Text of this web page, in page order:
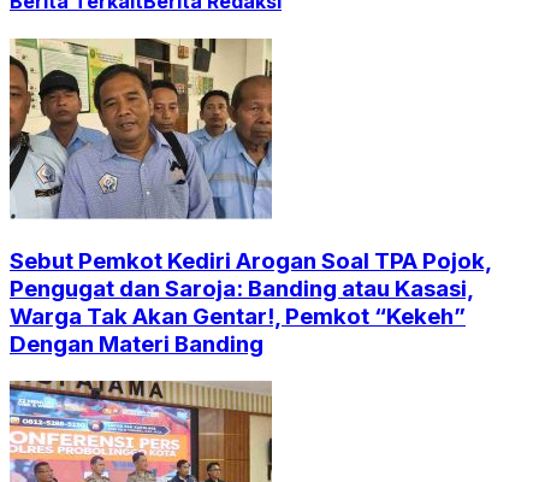
Sebut Pemkot Kediri Arogan Soal TPA Pojok,
Pengugat dan Saroja: Banding atau Kasasi,
Warga Tak Akan Gentar!, Pemkot “Kekeh”
Dengan Materi Banding